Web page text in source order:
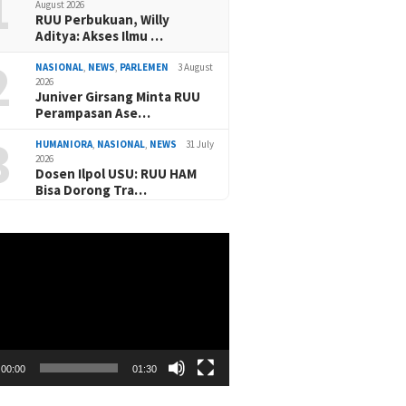
August 2026
RUU Perbukuan, Willy
Aditya: Akses Ilmu …
NASIONAL, NEWS, PARLEMEN
3 August
2026
Juniver Girsang Minta RUU
Perampasan Ase…
HUMANIORA, NASIONAL, NEWS
31 July
2026
Dosen Ilpol USU: RUU HAM
Bisa Dorong Tra…
00:00 01:30